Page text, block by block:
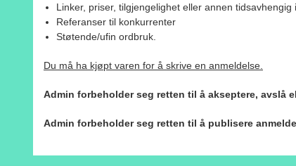
Linker, priser, tilgjengelighet eller annen tidsavhengig
Referanser til konkurrenter
Støtende/ufin ordbruk.
Du må ha kjøpt varen for å skrive en anmeldelse.
Admin forbeholder seg retten til å akseptere, avslå
Admin forbeholder seg retten til å publisere